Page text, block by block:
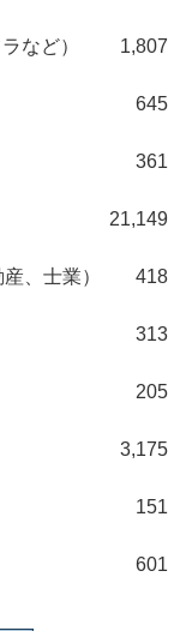
など） 1,807
645
361
21,149
、士業） 418
313
205
3,175
151
601